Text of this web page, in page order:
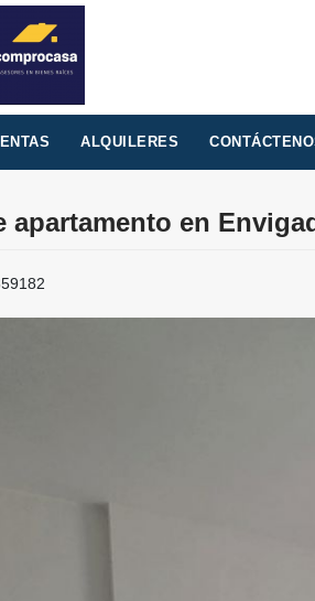
ALQUILERES
apartamento en